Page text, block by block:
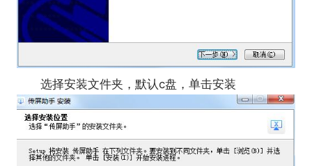
选择安装文件夹，默认c盘，单击安装